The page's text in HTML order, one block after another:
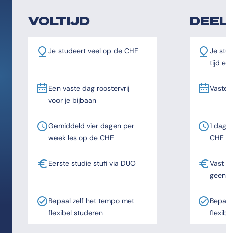
VOLTIJD
Je studeert veel op de CHE
Een vaste dag roostervrij
voor je bijbaan
Gemiddeld vier dagen per
week les op de CHE
Eerste studie stufi via DUO
Bepaal zelf het tempo met
flexibel studeren
Je
tijd
1
CHE